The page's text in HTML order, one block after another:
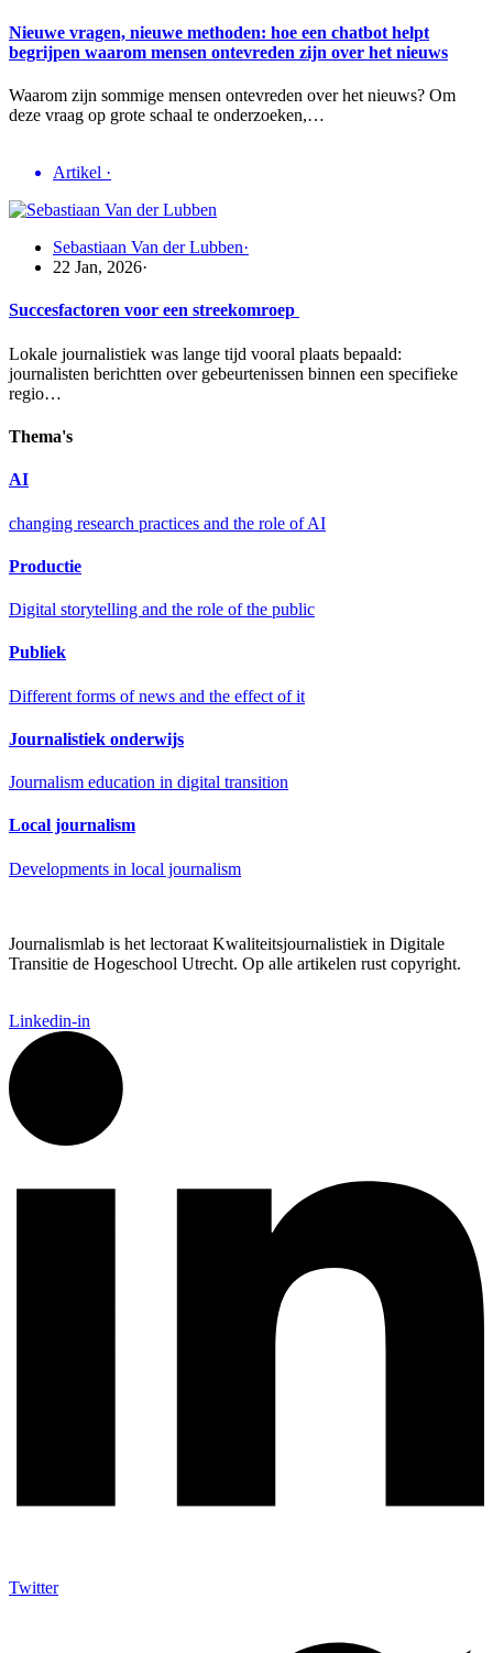
Nieuwe vragen, nieuwe methoden: hoe een chatbot helpt
begrijpen waarom mensen ontevreden zijn over het nieuws
Waarom zijn sommige mensen ontevreden over het nieuws? Om
deze vraag op grote schaal te onderzoeken,…
Artikel ·
Sebastiaan Van der Lubben·
22 Jan, 2026·
Succesfactoren voor een streekomroep
Lokale journalistiek was lange tijd vooral plaats bepaald:
journalisten berichtten over gebeurtenissen binnen een specifieke
regio…
Thema's
AI
changing research practices and the role of AI
Productie
Digital storytelling and the role of the public
Publiek
Different forms of news and the effect of it
Journalistiek onderwijs
Journalism education in digital transition
Local journalism
Developments in local journalism
Journalismlab is het lectoraat Kwaliteitsjournalistiek in Digitale
Transitie de Hogeschool Utrecht. Op alle artikelen rust copyright.
Linkedin-in
Twitter